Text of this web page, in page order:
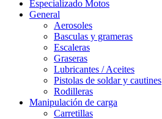
Especializado Motos
General
Aerosoles
Basculas y grameras
Escaleras
Graseras
Lubricantes / Aceites
Pistolas de soldar y cautines
Rodilleras
Manipulación de carga
Carretillas